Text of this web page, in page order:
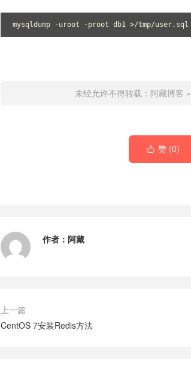
mysqldump -uroot -proot db1 >/tmp/user.sql
未经允许不得转载： 阿藏博客 »
 赞 (0)
作者： 阿藏
上一篇
CentOS 7安装Redis方法